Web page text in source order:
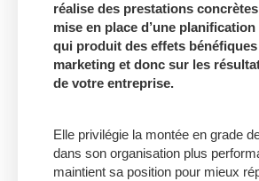
réalise des prestations
mise en place d’une
qui produit des effets
marketing et donc sur les
de votre entreprise.
Elle privilégie la montée en grade
dans son organisation plus
maintient sa position pour mieux